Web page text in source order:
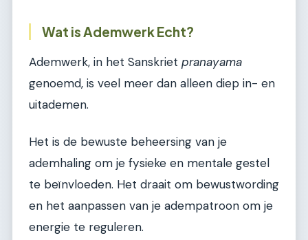
Wat is Ademwerk Echt?
Ademwerk, in het Sanskriet pranayama
genoemd, is veel meer dan alleen diep in- en
uitademen.
Het is de bewuste beheersing van je
ademhaling om je fysieke en mentale gestel
te beïnvloeden. Het draait om bewustwording
en het aanpassen van je adempatroon om je
energie te reguleren.